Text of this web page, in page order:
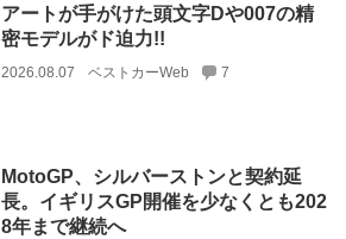
アートが手がけた頭文字Dや007の精
密モデルがド迫力!!
2026.08.07 ベストカーWeb 7
MotoGP、シルバーストンと契約延
長。イギリスGP開催を少なくとも202
8年まで継続へ